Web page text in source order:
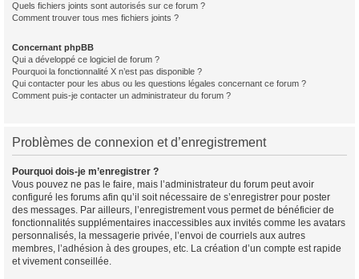
Quels fichiers joints sont autorisés sur ce forum ?
Comment trouver tous mes fichiers joints ?
Concernant phpBB
Qui a développé ce logiciel de forum ?
Pourquoi la fonctionnalité X n’est pas disponible ?
Qui contacter pour les abus ou les questions légales concernant ce forum ?
Comment puis-je contacter un administrateur du forum ?
Problèmes de connexion et d’enregistrement
Pourquoi dois-je m’enregistrer ?
Vous pouvez ne pas le faire, mais l’administrateur du forum peut avoir
configuré les forums afin qu’il soit nécessaire de s’enregistrer pour poster
des messages. Par ailleurs, l’enregistrement vous permet de bénéficier de
fonctionnalités supplémentaires inaccessibles aux invités comme les avatars
personnalisés, la messagerie privée, l’envoi de courriels aux autres
membres, l’adhésion à des groupes, etc. La création d’un compte est rapide
et vivement conseillée.